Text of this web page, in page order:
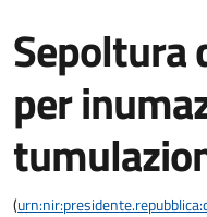
Sepoltura
per
(